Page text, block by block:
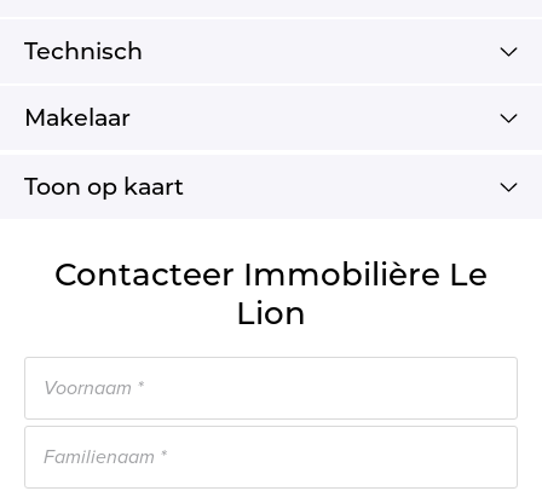
Technisch
Makelaar
Toon op kaart
Contacteer Immobilière Le
Lion